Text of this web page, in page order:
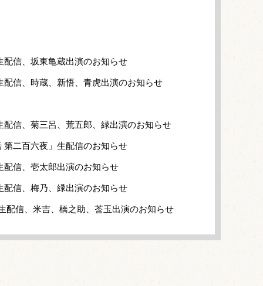
信、坂東亀蔵出演のお知らせ
信、時蔵、新悟、青虎出演のお知らせ
信、菊三呂、荒五郎、緑出演のお知らせ
二百六夜」生配信のお知らせ
信、壱太郎出演のお知らせ
信、梅乃、緑出演のお知らせ
配信、米吉、橋之助、莟玉出演のお知らせ